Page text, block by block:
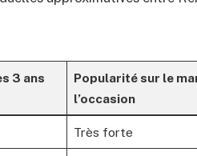
3 ans
Popularité sur le
l’occasion
Très forte